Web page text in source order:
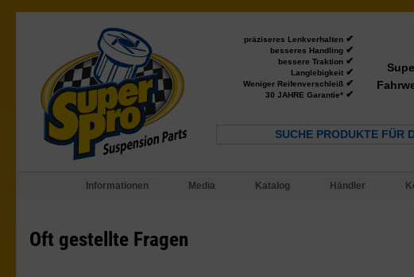
präziseres Lenkverhalten ✔
besseres Handling ✔
bessere Traktion ✔
Langlebigkeit ✔
Weniger Reifenverschleiß ✔
30 JAHRE Garantie* ✔
SUCHE PRODUKTE FÜR
Informationen Media Katalog Händler
Oft gestellte Fragen